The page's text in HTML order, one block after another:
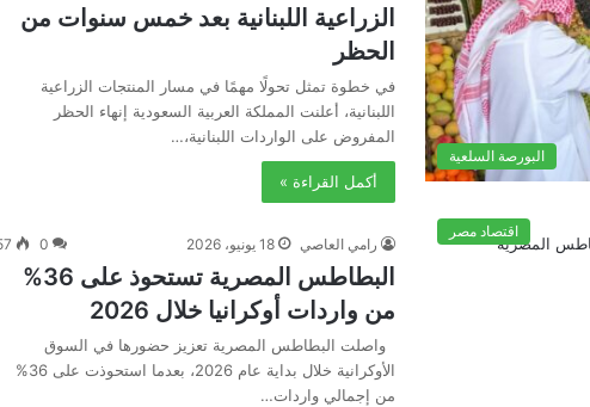
البورصة السلعية
الزراعية اللبنانية بعد خمس سنوات من
الحظر
في خطوة تمثل تحولًا مهمًا في مسار المنتجات الزراعية
اللبنانية، أعلنت المملكة العربية السعودية إنهاء الحظر
المفروض على الواردات اللبنانية،…
أكمل القراءة »
اقتصاد مصر
رامي العاصي 18 يونيو، 2026 0
البطاطس المصرية تستحوذ على 36%
من واردات أوكرانيا خلال 2026
واصلت البطاطس المصرية تعزيز حضورها في السوق
الأوكرانية خلال بداية عام 2026، بعدما استحوذت على 36%
من إجمالي واردات…